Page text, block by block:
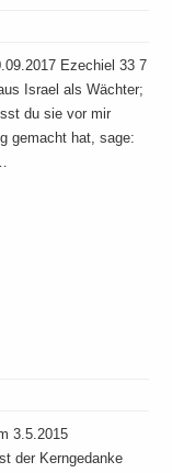
Ezechiel 33 7
Israel als Wächter;
du sie vor mir
gemacht hat, sage:
3.5.2015
der Kerngedanke